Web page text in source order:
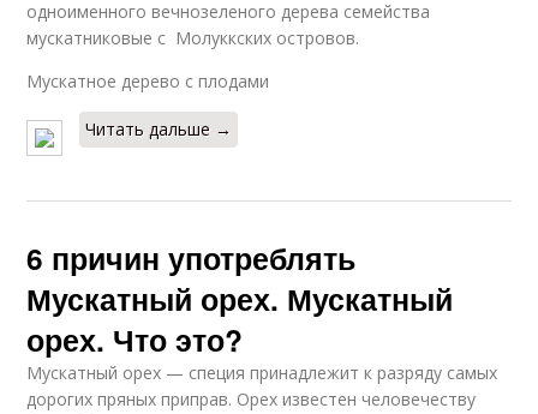
одноименного вечнозеленого дерева семейства
мускатниковые с Молуккских островов.
Мускатное дерево с плодами
Читать дальше →
6 причин употреблять
Мускатный орех. Мускатный
орех. Что это?
Мускатный орех — специя принадлежит к разряду самых
дорогих пряных приправ. Орех известен человечеству